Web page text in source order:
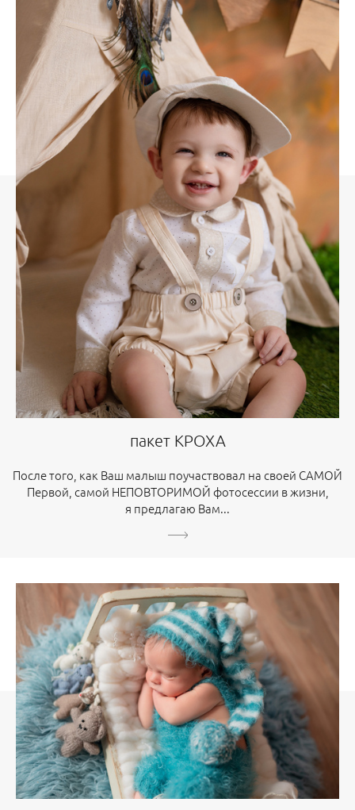
пакет КРОХА
После того, как Ваш малыш поучаствовал на своей САМОЙ
Первой, самой НЕПОВТОРИМОЙ фотосессии в жизни,
я предлагаю Вам...